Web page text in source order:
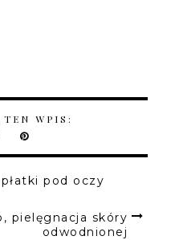
WPIS:
pod oczy
pielęgnacja skóry
odwodnionej